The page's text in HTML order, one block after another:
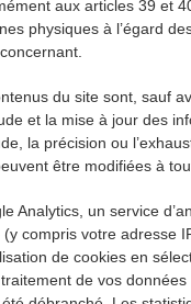
aux articles 39 et
physiques à l’égard
du site sont, sauf
et la mise à jour des
la précision ou
être modifiées à
Analytics, un service
compris votre adresse
de cookies en
de vos